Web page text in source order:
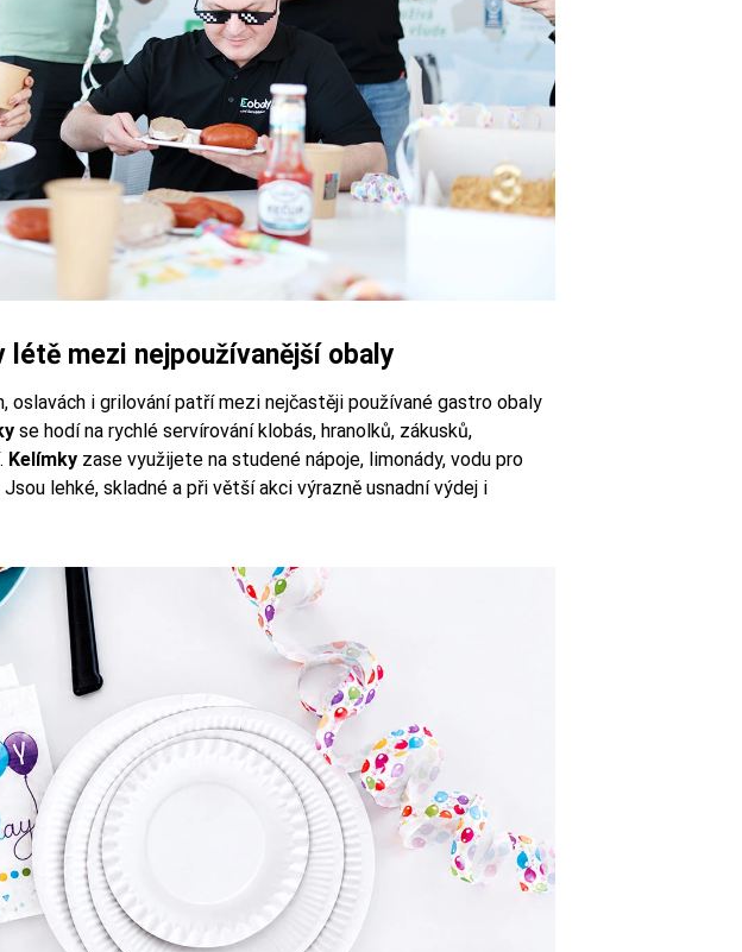
mezi nejpoužívanější obaly
oslavách i grilování patří mezi nejčastěji používané gastro obaly
se hodí na rychlé servírování klobás, hranolků, zákusků,
Kelímky zase využijete na studené nápoje, limonády, vodu pro
lehké, skladné a při větší akci výrazně usnadní výdej i